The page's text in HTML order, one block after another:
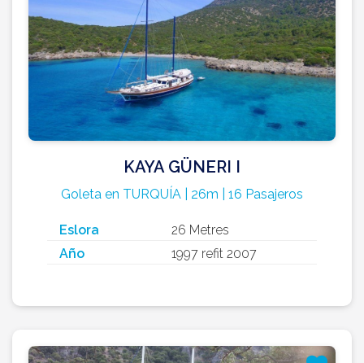
KAYA GÜNERI I
Goleta en TURQUÍA | 26m | 16 Pasajeros
Eslora
26 Metres
Año
1997 refit 2007